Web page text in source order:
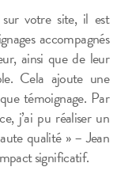
votre site, il est
accompagnés
ainsi que de leur
Cela ajoute une
témoignage. Par
j’ai pu réaliser un
qualité » – Jean
significatif.